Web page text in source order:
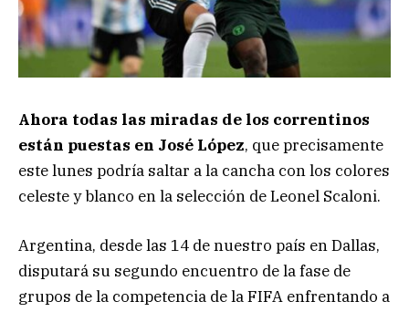
Ahora todas las miradas de los correntinos
están puestas en José López, que precisamente
este lunes podría saltar a la cancha con los colores
celeste y blanco en la selección de Leonel Scaloni.
Argentina, desde las 14 de nuestro país en Dallas,
disputará su segundo encuentro de la fase de
grupos de la competencia de la FIFA enfrentando a